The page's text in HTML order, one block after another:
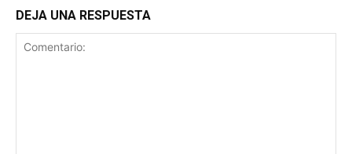
DEJA UNA RESPUESTA